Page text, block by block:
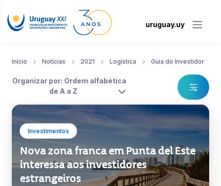
uruguay.uy
Início Notícias 2021 Logística Guia do Investidor
Organizar por: Ordem alfabética
de A a Z
Investimentos
Nova zona franca em Punta del Este
interessa aos investidores
estrangeiros